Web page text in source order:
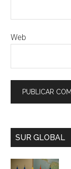
Web
SUR GLOBAL